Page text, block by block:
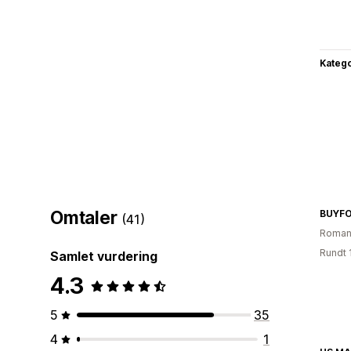
Omtaler (41)
Samlet vurdering
4.3
5
35
4
1
Rundt